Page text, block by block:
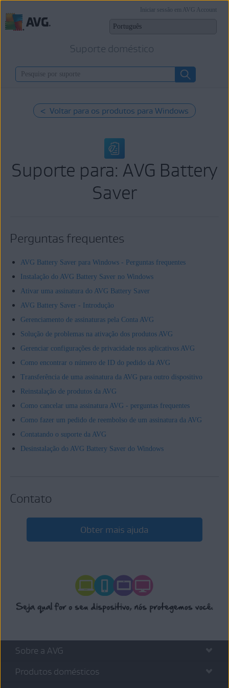
Suporte doméstico
Iniciar sessão em AVG Account
< Voltar para os produtos para Windows
Suporte para: AVG Battery
Saver
Perguntas frequentes
AVG Battery Saver para Windows - Perguntas frequentes
Instalação do AVG Battery Saver no Windows
Ativar uma assinatura do AVG Battery Saver
AVG Battery Saver - Introdução
Gerenciamento de assinaturas pela Conta AVG
Solução de problemas na ativação dos produtos AVG
Gerenciar configurações de privacidade nos aplicativos AVG
Como encontrar o número de ID do pedido da AVG
Transferência de uma assinatura da AVG para outro dispositivo
Reinstalação de produtos da AVG
Como cancelar uma assinatura AVG - perguntas frequentes
Como fazer um pedido de reembolso de um assinatura da AVG
Contatando o suporte da AVG
Desinstalação do AVG Battery Saver do Windows
Contato
Obter mais ajuda
Sobre a AVG
Produtos domésticos